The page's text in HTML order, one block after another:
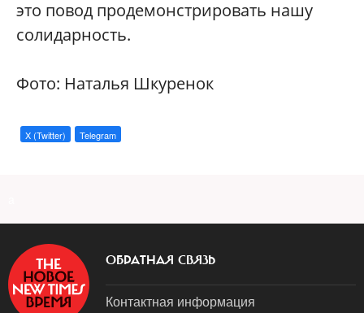
это повод продемонстрировать нашу
солидарность.
Фото: Наталья Шкуренок
X (Twitter) Telegram
ОБРАТНАЯ СВЯЗЬ
Контактная информация